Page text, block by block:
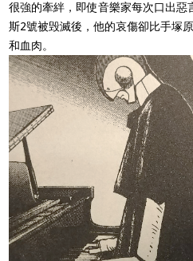
很強的牽絆，即使音樂家每次口出惡
斯2號被毁滅後，他的哀傷卻比手塚
和血肉。